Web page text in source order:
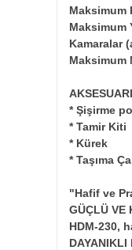
Maksimum
Maksimum
Kamaralar
Maksimum
* Şişirme
* Tamir Kiti
* Kürek
* Taşıma
"Hafif ve
GÜÇLÜ VE
HDM-230,
DAYANIKLI